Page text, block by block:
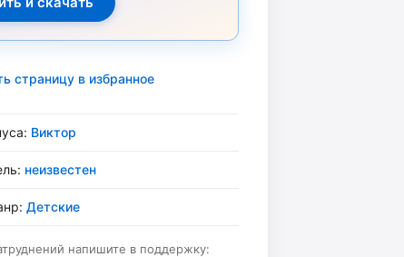
страницу в избранное
Виктор
неизвестен
Детские
напишите в поддержку: